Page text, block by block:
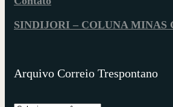
SINDIJORI – COLUNA MINAS
Arquivo Correio Trespontano